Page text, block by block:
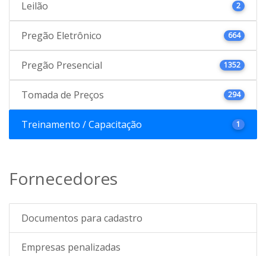
Leilão 2
Pregão Eletrônico 664
Pregão Presencial 1352
Tomada de Preços 294
Treinamento / Capacitação 1
Fornecedores
Documentos para cadastro
Empresas penalizadas